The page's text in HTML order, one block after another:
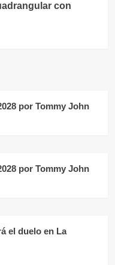
con
por Tommy John
por Tommy John
el duelo en La